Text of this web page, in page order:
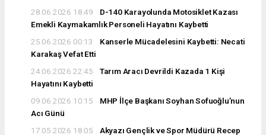
28.06.2026 18:49
D-140 Karayolunda Motosiklet Kazası
Emekli Kaymakamlık Personeli Hayatını Kaybetti
25.06.2026 00:13
Kanserle Mücadelesini Kaybetti: Necati
Karakaş Vefat Etti
24.06.2026 22:45
Tarım Aracı Devrildi Kazada 1 Kişi
Hayatını Kaybetti
09.06.2026 10:15
MHP İlçe Başkanı Soyhan Sofuoğlu’nun
Acı Günü
17.05.2026 18:05
Akyazı Gençlik ve Spor Müdürü Recep